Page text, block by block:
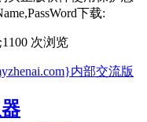
下载:
1100 次浏览